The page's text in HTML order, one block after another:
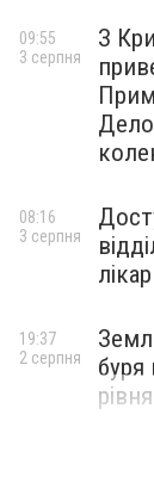
З
09:55
3 серпня
08:16
3 серпня
рівня
19:37
2 серпня